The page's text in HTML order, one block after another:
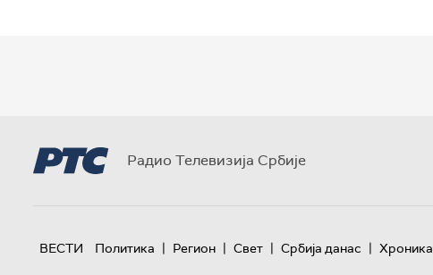
Радио Телевизија Србије
ВЕСТИ Политика | Регион | Свет | Србија данас | Хроника